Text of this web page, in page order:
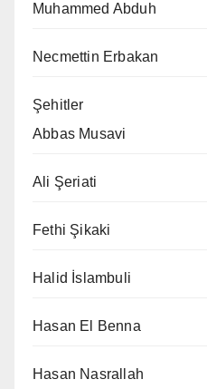
Muhammed Abduh
Necmettin Erbakan
Şehitler
Abbas Musavi
Ali Şeriati
Fethi Şikaki
Halid İslambuli
Hasan El Benna
Hasan Nasrallah